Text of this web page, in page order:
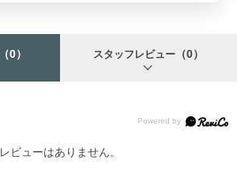
（0） スタッフレビュー （0）
レビューはありません。